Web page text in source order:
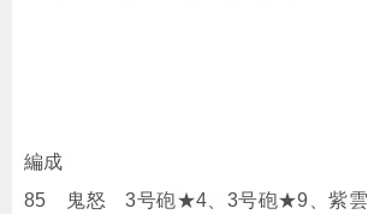
編成
85 鬼怒 3号砲★4、3号砲★9、紫雲